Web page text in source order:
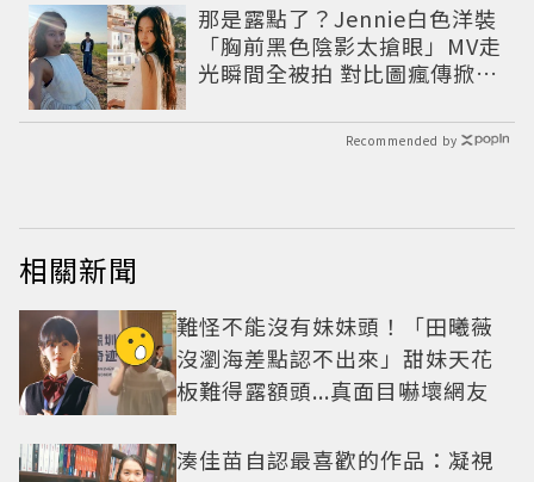
那是露點了？Jennie白色洋裝
「胸前黑色陰影太搶眼」MV走
光瞬間全被拍 對比圖瘋傳掀論
Recommended by
相關新聞
難怪不能沒有妹妹頭！「田曦薇
沒瀏海差點認不出來」甜妹天花
板難得露額頭...真面目嚇壞網友
湊佳苗自認最喜歡的作品：凝視